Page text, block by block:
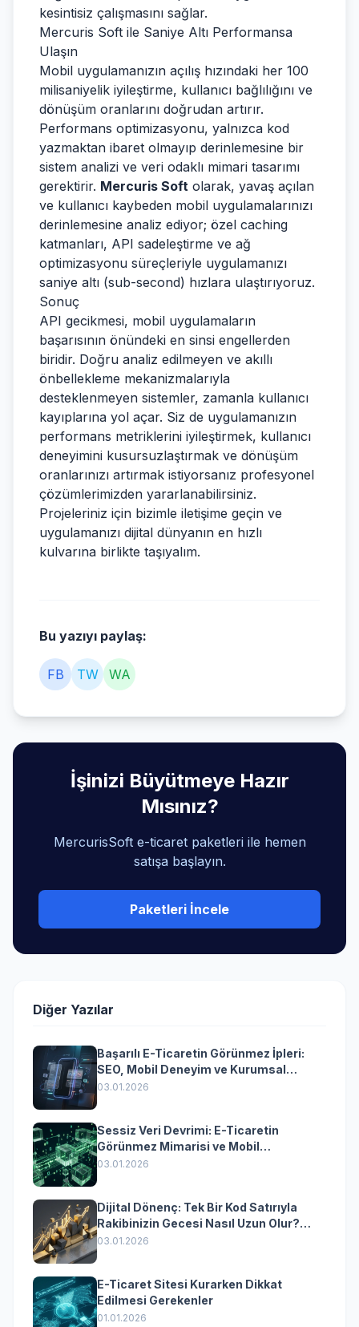
kesintisiz çalışmasını sağlar.
Mercuris Soft ile Saniye Altı Performansa
Ulaşın
Mobil uygulamanızın açılış hızındaki her 100
milisaniyelik iyileştirme, kullanıcı bağlılığını ve
dönüşüm oranlarını doğrudan artırır.
Performans optimizasyonu, yalnızca kod
yazmaktan ibaret olmayıp derinlemesine bir
sistem analizi ve veri odaklı mimari tasarımı
gerektirir. Mercuris Soft olarak, yavaş açılan
ve kullanıcı kaybeden mobil uygulamalarınızı
derinlemesine analiz ediyor; özel caching
katmanları, API sadeleştirme ve ağ
optimizasyonu süreçleriyle uygulamanızı
saniye altı (sub-second) hızlara ulaştırıyoruz.
Sonuç
API gecikmesi, mobil uygulamaların
başarısının önündeki en sinsi engellerden
biridir. Doğru analiz edilmeyen ve akıllı
önbellekleme mekanizmalarıyla
desteklenmeyen sistemler, zamanla kullanıcı
kayıplarına yol açar. Siz de uygulamanızın
performans metriklerini iyileştirmek, kullanıcı
deneyimini kusursuzlaştırmak ve dönüşüm
oranlarınızı artırmak istiyorsanız profesyonel
çözümlerimizden yararlanabilirsiniz.
Projeleriniz için bizimle iletişime geçin ve
uygulamanızı dijital dünyanın en hızlı
kulvarına birlikte taşıyalım.
Bu yazıyı paylaş:
FB TW WA
İşinizi Büyütmeye Hazır
Mısınız?
MercurisSoft e-ticaret paketleri ile hemen
satışa başlayın.
Paketleri İncele
Diğer Yazılar
Başarılı E-Ticaretin Görünmez İpleri:
SEO, Mobil Deneyim ve Kurumsal
Yazılımın Kazandıran Senkronizasyonu
03.01.2026
Sessiz Veri Devrimi: E-Ticaretin
Görünmez Mimarisi ve Mobil
Dönüşümün Kurumsal Anahtarı
03.01.2026
Dijital Dönenç: Tek Bir Kod Satırıyla
Rakibinizin Gecesi Nasıl Uzun Olur?
(Kurumsal Yazılımın Güçlü Rolü)
03.01.2026
E-Ticaret Sitesi Kurarken Dikkat
Edilmesi Gerekenler
01.01.2026